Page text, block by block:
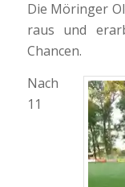
Die Möringer
raus und
Chancen.
Nach
11